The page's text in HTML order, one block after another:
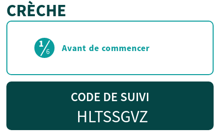
CRÈCHE
CODE DE SUIVI
HLTSSGVZ
1
6 Avant de commencer(étape courante)